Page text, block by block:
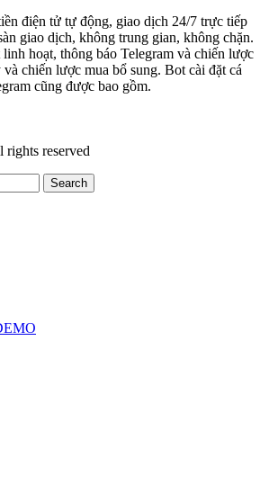
điện tử tự động, giao dịch 24/7 trực tiếp
giao dịch, không trung gian, không chặn.
hoạt, thông báo Telegram và chiến lược
chiến lược mua bổ sung. Bot cài đặt cá
cũng được bao gồm.
rights reserved
Search